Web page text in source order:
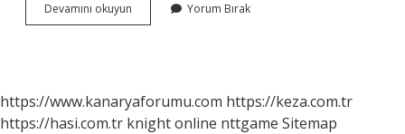
Devamını okuyun
Ne
Yorum Bırak
https://www.kanaryaforumu.com https://keza.com.tr
https://hasi.com.tr knight online nttgame Sitemap